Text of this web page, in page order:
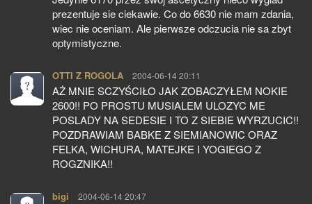
prezentuje sie ciekawie. Co do 6630 nie mam zdania,
wiec nie oceniam. Ale pierwsze odczucia nie sa zbyt
optymistyczne.
OTTI Z ROGOLA pisze:
2004-06-14 20:11
AŻ MNIE SCZYŚCIŁO JAK ZOBACZYŁEM NOKIE
2600!! PO PROSTU MUSIALEM ULOZYC ME
POSLADY NA SEDESIE I TO Z SIEBIE WYRZUCIC!!
POZDRAWIAM BABKE Z SIEMIANOWIC ORAZ
FELKA, WICHURA, MATEJKE I YOGIEGO Z
ROGZNIKA!!
bigi pisze:
2004-06-14 20:47